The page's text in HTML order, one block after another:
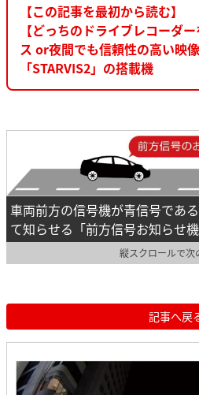
【この記事を最初から読む】
【どっちのドライブレコーダ
ス or夜間でも信頼性の高い映
「STARVIS2」の搭載機
車両前方の信号機が青信号であ
て知らせる「前方信号お知らせ機
縦スクロールで次
記事へ戻